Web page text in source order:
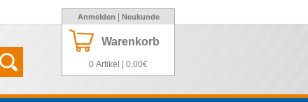
Anmelden Neukunde
Warenkorb
0 Artikel | 0,00€